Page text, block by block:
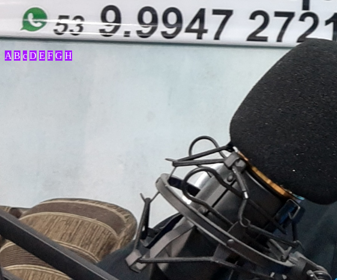
A B c D E F G H